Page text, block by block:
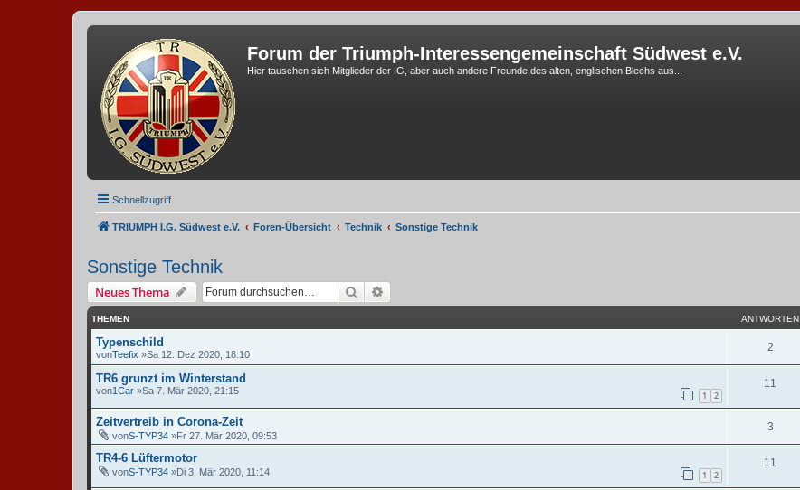
Forum der Triumph-Interessengemeinschaft Südwest e.V.
Hier tauschen sich Mitglieder der IG, aber auch andere Freunde des alten, englischen Blechs aus...
Schnellzugriff
TRIUMPH I.G. Südwest e.V. Foren-Übersicht Technik Sonstige Technik
Sonstige Technik
Neues Thema Suche
THEMEN ANTWORTEN
Typenschild
vonTeefix »Sa 12. Dez 2020, 18:10
2
TR6 grunzt im Winterstand
von1Car »Sa 7. Mär 2020, 21:15 1 2
11
Zeitvertreib in Corona-Zeit
vonS-TYP34 »Fr 27. Mär 2020, 09:53
3
TR4-6 Lüftermotor
vonS-TYP34 »Di 3. Mär 2020, 11:14 1 2
11